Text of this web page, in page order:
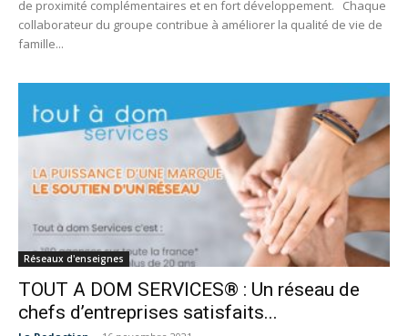
de proximité complémentaires et en fort développement. Chaque
collaborateur du groupe contribue à améliorer la qualité de vie de
famille...
Réseaux d'enseignes
TOUT A DOM SERVICES® : Un réseau de
chefs d’entreprises satisfaits...